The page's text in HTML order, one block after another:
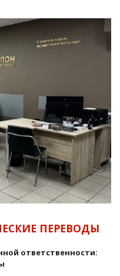
ПЕРЕВОДЫ
ответственности: